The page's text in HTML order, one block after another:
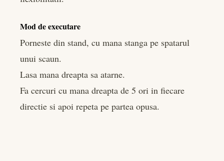
Mod de executare
Porneste din stand, cu mana stanga pe spatarul
unui scaun.
Lasa mana dreapta sa atarne.
Fa cercuri cu mana dreapta de 5 ori in fiecare
directie si apoi repeta pe partea opusa.